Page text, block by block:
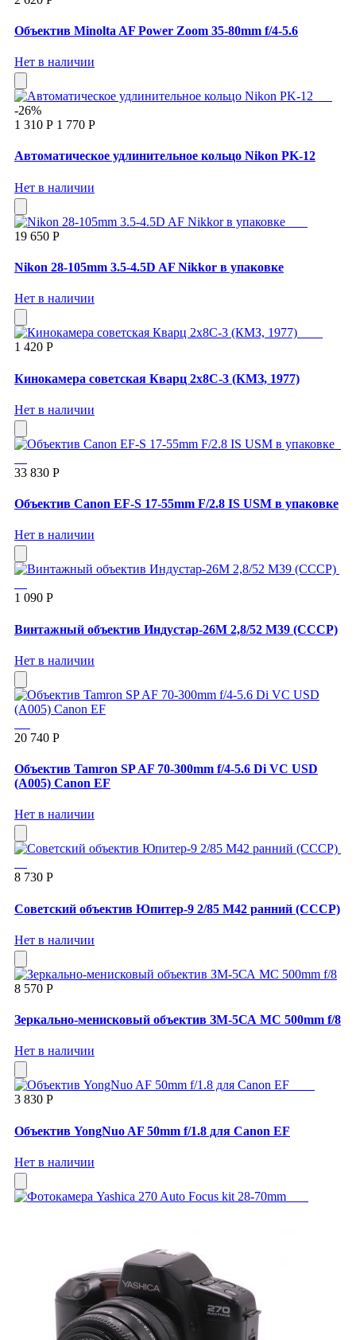
Объектив Minolta AF Power Zoom 35-80mm f/4-5.6
Нет в наличии
-26%
1 310 Р 1 770 Р
Автоматическое удлинительное кольцо Nikon PK-12
Нет в наличии
19 650 Р
Nikon 28-105mm 3.5-4.5D AF Nikkor в упаковке
Нет в наличии
1 420 Р
Кинокамера советская Кварц 2х8С-3 (КМЗ, 1977)
Нет в наличии
33 830 Р
Объектив Canon EF-S 17-55mm F/2.8 IS USM в упаковке
Нет в наличии
1 090 Р
Винтажный объектив Индустар-26М 2,8/52 М39 (СССР)
Нет в наличии
20 740 Р
Объектив Tamron SP AF 70-300mm f/4-5.6 Di VC USD
(A005) Canon EF
Нет в наличии
8 730 Р
Советский объектив Юпитер-9 2/85 М42 ранний (СССР)
Нет в наличии
8 570 Р
Зеркально-менисковый объектив ЗМ-5СА МС 500mm f/8
Нет в наличии
3 830 Р
Объектив YongNuo AF 50mm f/1.8 для Canon EF
Нет в наличии